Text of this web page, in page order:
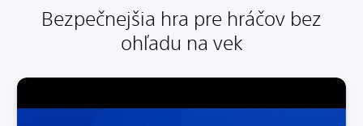
Bezpečnejšia hra pre hráčov bez
ohľadu na vek